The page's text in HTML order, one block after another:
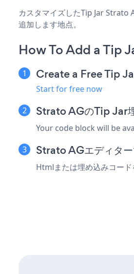
カスタマイズしたTip Jar Strato
追加します地点。
How To Add a Tip
Create a Free Tip
Start for free now
Strato AGのTip Jar
Your code block will be
Strato AGエディタ
Htmlまたは埋め込みコー